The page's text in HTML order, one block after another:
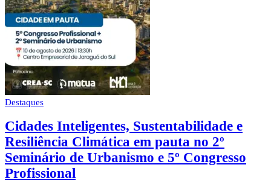
Destaques
Cidades Inteligentes, Sustentabilidade e
Resiliência Climática em pauta no 2º
Seminário de Urbanismo e 5º Congresso
Profissional